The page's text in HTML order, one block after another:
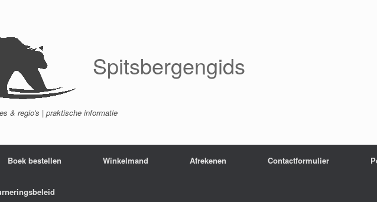
Spitsbergengids
& regio's | praktische informatie
Boek bestellen Winkelmand Afrekenen Contactformulier